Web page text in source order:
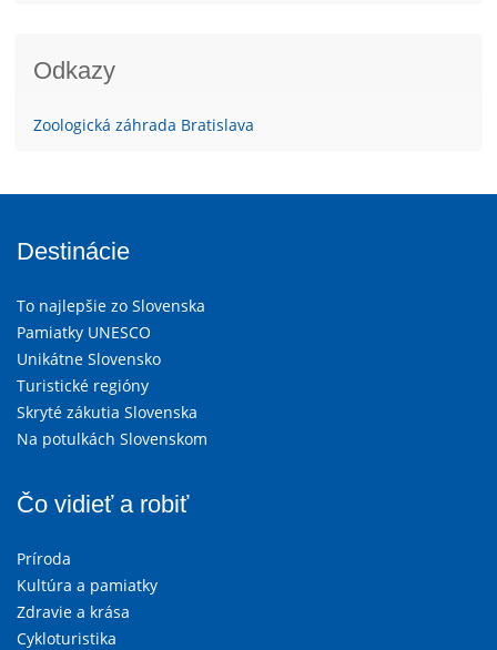
Odkazy
Zoologická záhrada Bratislava
Destinácie
To najlepšie zo Slovenska
Pamiatky UNESCO
Unikátne Slovensko
Turistické regióny
Skryté zákutia Slovenska
Na potulkách Slovenskom
Čo vidieť a robiť
Príroda
Kultúra a pamiatky
Zdravie a krása
Cykloturistika